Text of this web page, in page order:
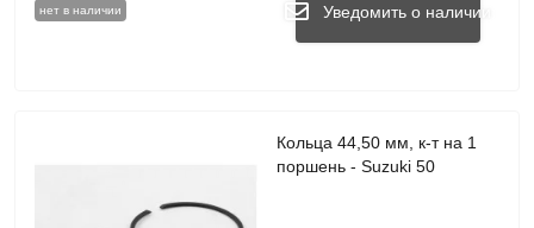
нет в наличии Уведомить о наличии
Кольца 44,50 мм, к-т на 1
поршень - Suzuki 50